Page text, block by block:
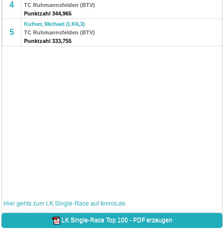
4
TC Ruhmannsfelden (BTV)
Punktzahl 344,965
5
Kufner, Michael (LK6,3)
TC Ruhmannsfelden (BTV)
Punktzahl 333,755
Hier gehts zum LK Single-Race auf tennis.de
LK Single-Race Top 100 - PDF erzeugen